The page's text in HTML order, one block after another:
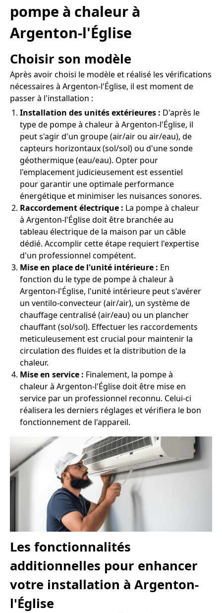
pompe à chaleur à
Argenton-l'Église
Choisir son modèle
Après avoir choisi le modèle et réalisé les vérifications
nécessaires à Argenton-l'Église, il est moment de
passer à l'installation :
Installation des unités extérieures : D'après le
type de pompe à chaleur à Argenton-l'Église, il
peut s'agir d'un groupe (air/air ou air/eau), de
capteurs horizontaux (sol/sol) ou d'une sonde
géothermique (eau/eau). Opter pour
l'emplacement judicieusement est essentiel
pour garantir une optimale performance
énergétique et minimiser les nuisances sonores.
Raccordement électrique : La pompe à chaleur
à Argenton-l'Église doit être branchée au
tableau électrique de la maison par un câble
dédié. Accomplir cette étape requiert l'expertise
d'un professionnel compétent.
Mise en place de l'unité intérieure : En
fonction du le type de pompe à chaleur à
Argenton-l'Église, l'unité intérieure peut s'avérer
un ventilo-convecteur (air/air), un système de
chauffage centralisé (air/eau) ou un plancher
chauffant (sol/sol). Effectuer les raccordements
meticuleusement est crucial pour maintenir la
circulation des fluides et la distribution de la
chaleur.
Mise en service : Finalement, la pompe à
chaleur à Argenton-l'Église doit être mise en
service par un professionnel reconnu. Celui-ci
réalisera les derniers réglages et vérifiera le bon
fonctionnement de l'appareil.
Les fonctionnalités
additionnelles pour enhancer
votre installation à Argenton-
l'Église